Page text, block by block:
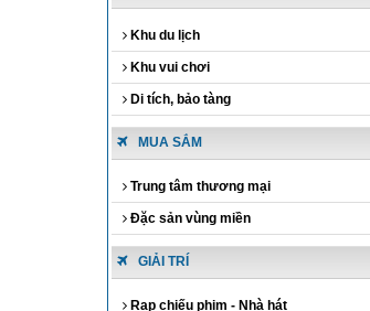
Khu du lịch
Khu vui chơi
Di tích, bảo tàng
MUA SẮM
Trung tâm thương mại
Đặc sản vùng miền
GIẢI TRÍ
Rạp chiếu phim - Nhà hát